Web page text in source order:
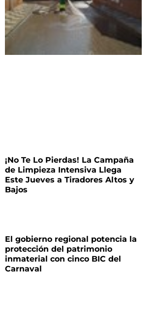
¡No Te Lo Pierdas! La Campaña
de Limpieza Intensiva Llega
Este Jueves a Tiradores Altos y
Bajos
El gobierno regional potencia la
protección del patrimonio
inmaterial con cinco BIC del
Carnaval